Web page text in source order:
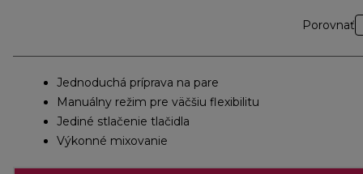
Porovnať
Jednoduchá príprava na pare
Manuálny režim pre väčšiu flexibilitu
Jediné stlačenie tlačidla
Výkonné mixovanie